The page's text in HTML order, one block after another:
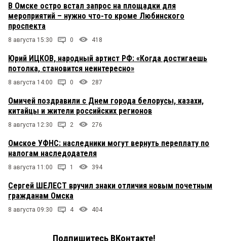
В Омске остро встал запрос на площадки для
мероприятий – нужно что-то кроме Любинского
проспекта
8 августа 15:30 0 418
Юрий ИЦКОВ, народный артист РФ: «Когда достигаешь
потолка, становится неинтересно»
8 августа 14:00 0 287
Омичей поздравили с Днем города белорусы, казахи,
китайцы и жители российских регионов
8 августа 12:30 2 276
Омское УФНС: наследники могут вернуть переплату по
налогам наследодателя
8 августа 11:00 1 394
Сергей ШЕЛЕСТ вручил знаки отличия новым почетным
гражданам Омска
8 августа 09:30 4 404
Подпишитесь ВКонтакте!